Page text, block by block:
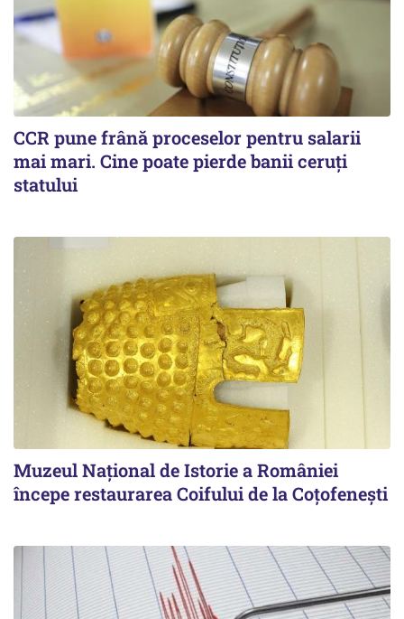
CCR pune frână proceselor pentru salarii
mai mari. Cine poate pierde banii ceruți
statului
Muzeul Național de Istorie a României
începe restaurarea Coifului de la Coțofenești